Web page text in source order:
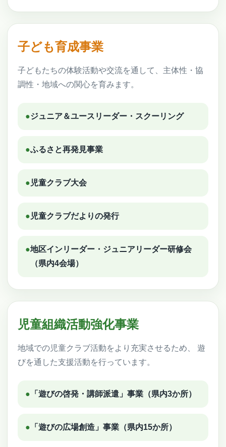
子ども育成事業
子どもたちの体験活動や交流を通して、主体性・協
調性・地域への関心を育みます。
●ジュニア＆ユースリーダー・スクーリング
●ふるさと再発見事業
● 児童クラブ大会
● 児童クラブだよりの発行
●地区インリーダー・ジュニアリーダー研修会
（県内4会場）
児童組織活動強化事業
地域での児童クラブ活動をより充実させるため、 遊
びを通した支援活動を行っています。
● 「遊びの啓発・講師派遣」事業（県内3か所）
● 「遊びの広場創造」事業（県内15か所）